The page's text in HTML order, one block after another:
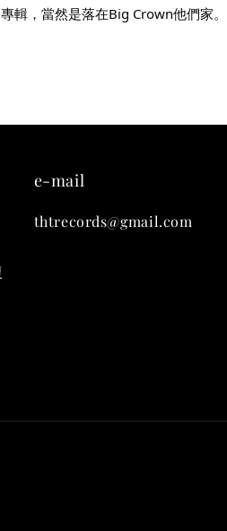
輯，當然是落在Big Crown他們家。
e-mail
thtrecords@gmail.com